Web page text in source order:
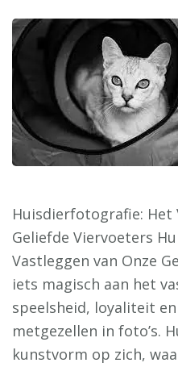
Huisdierfotografie: Het
Geliefde Viervoeters
Vastleggen van Onze
iets magisch aan het
speelsheid, loyaliteit
metgezellen in foto’s.
kunstvorm op zich,